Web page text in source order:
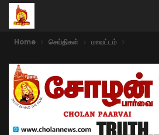
Home செய்திகள் மாவட்டம்